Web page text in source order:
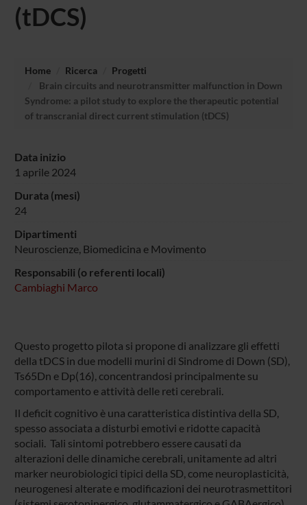
(tDCS)
Home Ricerca
Progetti
Brain circuits and neurotransmitter malfunction in Down
Syndrome: a pilot study to explore the therapeutic potential
of transcranial direct current stimulation (tDCS)
Data inizio
1 aprile 2024
Durata (mesi)
24
Dipartimenti
Neuroscienze, Biomedicina e Movimento
Responsabili (o referenti locali)
Cambiaghi Marco
Questo progetto pilota si propone di analizzare gli effetti
della tDCS in due modelli murini di Sindrome di Down (SD),
Ts65Dn e Dp(16), concentrandosi principalmente su
comportamento e attività delle reti cerebrali.
Il deficit cognitivo è una caratteristica distintiva della SD,
spesso associata a disturbi emotivi e ridotte capacità
sociali. Tali sintomi potrebbero essere causati da
alterazioni delle dinamiche cerebrali, unitamente ad altri
marker neurobiologici tipici della SD, come neuroplasticità,
neurogenesi alterate e modificazioni dei neurotrasmettitori